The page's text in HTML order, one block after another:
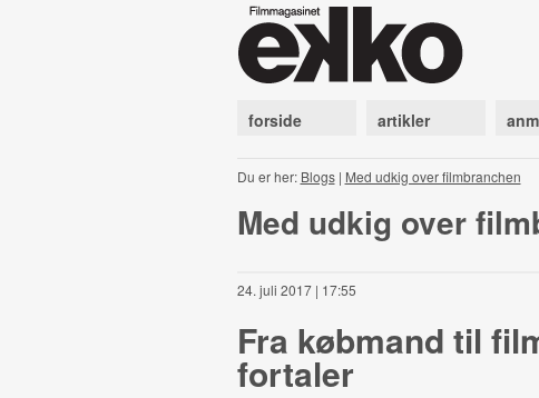
forside artikler
Du er her: Blogs| Med udkig over filmbranchen
Med udkig over
24. juli 2017 | 17:55
Fra købmand til
fortaler